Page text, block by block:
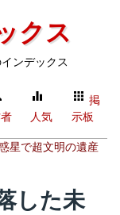
クス
ンデックス
人気
掲
示板
星で超文明の遺産
した未